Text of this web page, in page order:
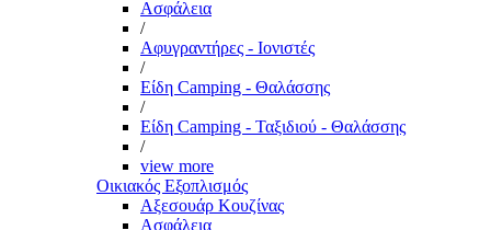
Ασφάλεια
/
Αφυγραντήρες - Ιονιστές
/
Είδη Camping - Θαλάσσης
/
Είδη Camping - Ταξιδιού - Θαλάσσης
/
view more
Οικιακός Εξοπλισμός
Αξεσουάρ Κουζίνας
Ασφάλεια